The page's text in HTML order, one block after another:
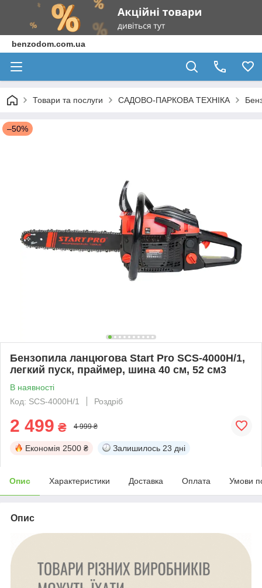
benzodom.com.ua
Товари та послуги САДОВО-ПАРКОВА ТЕХНІКА
–50%
Бензопила ланцюгова Start Pro SCS-4000H/1,
легкий пуск, праймер, шина 40 см, 52 см3
В наявності
Код: SCS-4000H/1
Роздріб
2 499 ₴ 4 999 ₴
Економія 2500 ₴ Залишилось 23 дні
Опис Характеристики Доставка Оплата Умови
Опис